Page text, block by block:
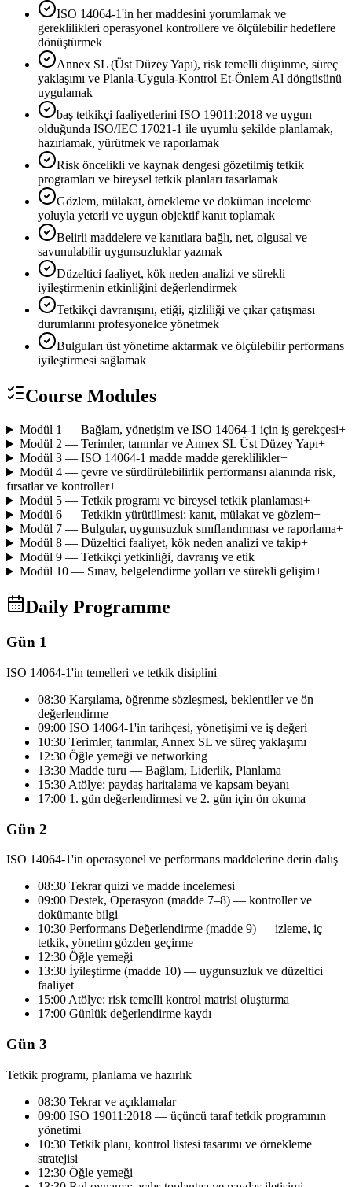
ISO 14064-1'in her maddesini yorumlamak ve
gereklilikleri operasyonel kontrollere ve ölçülebilir hedeflere
dönüştürmek
Annex SL (Üst Düzey Yapı), risk temelli düşünme, süreç
yaklaşımı ve Planla-Uygula-Kontrol Et-Önlem Al döngüsünü
uygulamak
baş tetkikçi faaliyetlerini ISO 19011:2018 ve uygun
olduğunda ISO/IEC 17021-1 ile uyumlu şekilde planlamak,
hazırlamak, yürütmek ve raporlamak
Risk öncelikli ve kaynak dengesi gözetilmiş tetkik
programları ve bireysel tetkik planları tasarlamak
Gözlem, mülakat, örnekleme ve doküman inceleme
yoluyla yeterli ve uygun objektif kanıt toplamak
Belirli maddelere ve kanıtlara bağlı, net, olgusal ve
savunulabilir uygunsuzluklar yazmak
Düzeltici faaliyet, kök neden analizi ve sürekli
iyileştirmenin etkinliğini değerlendirmek
Tetkikçi davranışını, etiği, gizliliği ve çıkar çatışması
durumlarını profesyonelce yönetmek
Bulguları üst yönetime aktarmak ve ölçülebilir performans
iyileştirmesi sağlamak
Course Modules
Modül 1 — Bağlam, yönetişim ve ISO 14064-1 için iş gerekçesi+
Modül 2 — Terimler, tanımlar ve Annex SL Üst Düzey Yapı+
Modül 3 — ISO 14064-1 madde madde gereklilikler+
Modül 4 — çevre ve sürdürülebilirlik performansı alanında risk,
fırsatlar ve kontroller+
Modül 5 — Tetkik programı ve bireysel tetkik planlaması+
Modül 6 — Tetkikin yürütülmesi: kanıt, mülakat ve gözlem+
Modül 7 — Bulgular, uygunsuzluk sınıflandırması ve raporlama+
Modül 8 — Düzeltici faaliyet, kök neden analizi ve takip+
Modül 9 — Tetkikçi yetkinliği, davranış ve etik+
Modül 10 — Sınav, belgelendirme yolları ve sürekli gelişim+
Daily Programme
Gün 1
ISO 14064-1'in temelleri ve tetkik disiplini
08:30 Karşılama, öğrenme sözleşmesi, beklentiler ve ön
değerlendirme
09:00 ISO 14064-1'in tarihçesi, yönetişimi ve iş değeri
10:30 Terimler, tanımlar, Annex SL ve süreç yaklaşımı
12:30 Öğle yemeği ve networking
13:30 Madde turu — Bağlam, Liderlik, Planlama
15:30 Atölye: paydaş haritalama ve kapsam beyanı
17:00 1. gün değerlendirmesi ve 2. gün için ön okuma
Gün 2
ISO 14064-1'in operasyonel ve performans maddelerine derin dalış
08:30 Tekrar quizi ve madde incelemesi
09:00 Destek, Operasyon (madde 7–8) — kontroller ve
dokümante bilgi
10:30 Performans Değerlendirme (madde 9) — izleme, iç
tetkik, yönetim gözden geçirme
12:30 Öğle yemeği
13:30 İyileştirme (madde 10) — uygunsuzluk ve düzeltici
faaliyet
15:00 Atölye: risk temelli kontrol matrisi oluşturma
17:00 Günlük değerlendirme kaydı
Gün 3
Tetkik programı, planlama ve hazırlık
08:30 Tekrar ve açıklamalar
09:00 ISO 19011:2018 — üçüncü taraf tetkik programının
yönetimi
10:30 Tetkik planı, kontrol listesi tasarımı ve örnekleme
stratejisi
12:30 Öğle yemeği